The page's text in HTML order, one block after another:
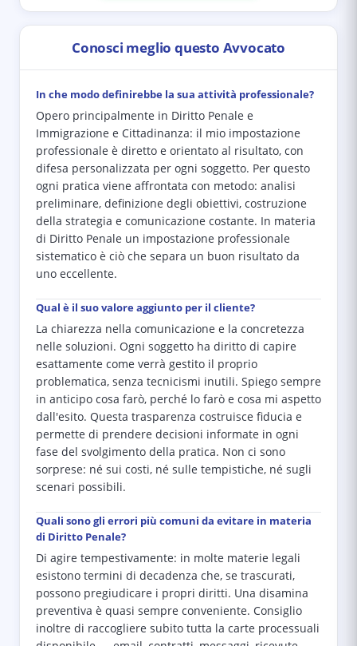
Conosci meglio questo Avvocato
In che modo definirebbe la sua attività professionale?
Opero principalmente in Diritto Penale e
Immigrazione e Cittadinanza: il mio impostazione
professionale è diretto e orientato al risultato, con
difesa personalizzata per ogni soggetto. Per questo
ogni pratica viene affrontata con metodo: analisi
preliminare, definizione degli obiettivi, costruzione
della strategia e comunicazione costante. In materia
di Diritto Penale un impostazione professionale
sistematico è ciò che separa un buon risultato da
uno eccellente.
Qual è il suo valore aggiunto per il cliente?
La chiarezza nella comunicazione e la concretezza
nelle soluzioni. Ogni soggetto ha diritto di capire
esattamente come verrà gestito il proprio
problematica, senza tecnicismi inutili. Spiego sempre
in anticipo cosa farò, perché lo farò e cosa mi aspetto
dall'esito. Questa trasparenza costruisce fiducia e
permette di prendere decisioni informate in ogni
fase del svolgimento della pratica. Non ci sono
sorprese: né sui costi, né sulle tempistiche, né sugli
scenari possibili.
Quali sono gli errori più comuni da evitare in materia
di Diritto Penale?
Di agire tempestivamente: in molte materie legali
esistono termini di decadenza che, se trascurati,
possono pregiudicare i propri diritti. Una disamina
preventiva è quasi sempre conveniente. Consiglio
inoltre di raccogliere subito tutta la carte processuali